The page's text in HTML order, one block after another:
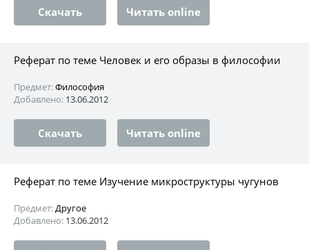
Скачать Читать online
Реферат по теме Человек и его образы в философии
Предмет:Философия
Добавлено: 13.06.2012
Скачать Читать online
Реферат по теме Изучение микроструктуры чугунов
Предмет:Другое
Добавлено: 13.06.2012